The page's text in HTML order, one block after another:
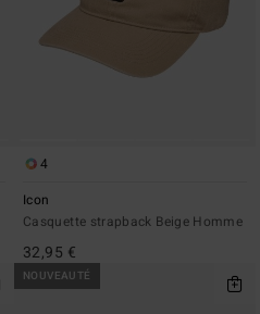
4
Icon
Casquette strapback Beige Homme
32,95 €
NOUVEAUTÉ